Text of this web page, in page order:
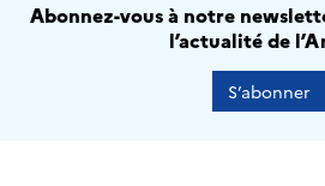
Abonnez-vous à notre
l’actualité de
S’abonner